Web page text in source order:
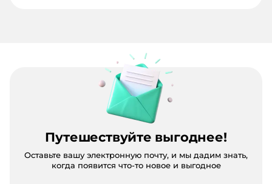
Путешествуйте выгоднее!
Оставьте вашу электронную почту, и мы дадим знать,
когда появится что-то новое и выгодное